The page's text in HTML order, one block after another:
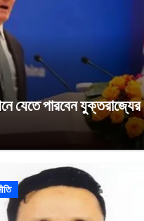
যেতে পারবেন যুক্তরাজ্যের